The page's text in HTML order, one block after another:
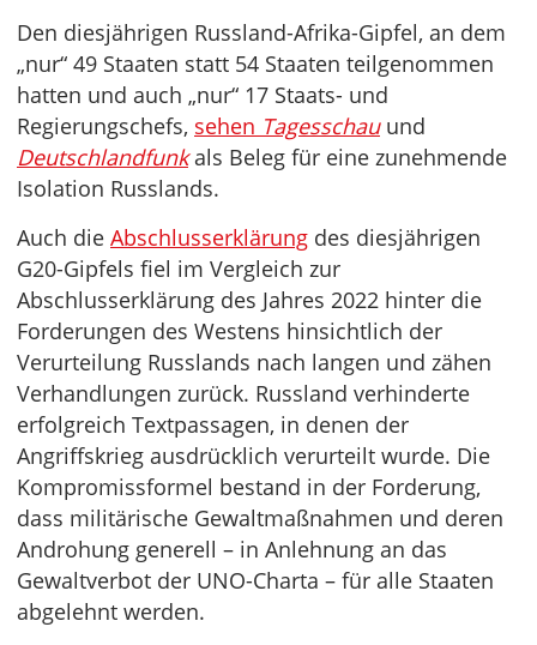
Den diesjährigen Russland-Afrika-Gipfel, an dem
„nur“ 49 Staaten statt 54 Staaten teilgenommen
hatten und auch „nur“ 17 Staats- und
Regierungschefs, sehen Tagesschauund
Deutschlandfunkals Beleg für eine zunehmende
Isolation Russlands.
Auch die Abschlusserklärung des diesjährigen
G20-Gipfels fiel im Vergleich zur
Abschlusserklärung des Jahres 2022 hinter die
Forderungen des Westens hinsichtlich der
Verurteilung Russlands nach langen und zähen
Verhandlungen zurück. Russland verhinderte
erfolgreich Textpassagen, in denen der
Angriffskrieg ausdrücklich verurteilt wurde. Die
Kompromissformel bestand in der Forderung,
dass militärische Gewaltmaßnahmen und deren
Androhung generell – in Anlehnung an das
Gewaltverbot der UNO-Charta – für alle Staaten
abgelehnt werden.